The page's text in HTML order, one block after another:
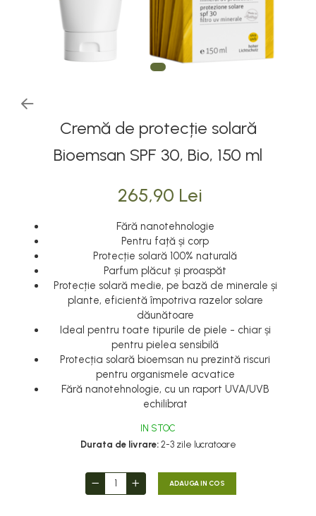
Cremă de protecție solară
Bioemsan SPF 30, Bio, 150 ml
265,90 Lei
Fără nanotehnologie
Pentru față și corp
Protecție solară 100% naturală
Parfum plăcut și proaspăt
Protecție solară medie, pe bază de minerale și
plante, eficientă împotriva razelor solare
dăunătoare
Ideal pentru toate tipurile de piele - chiar și
pentru pielea sensibilă
Protecția solară bioemsan nu prezintă riscuri
pentru organismele acvatice
Fără nanotehnologie, cu un raport UVA/UVB
echilibrat
IN STOC
Durata de livrare:2-3 zile lucratoare
ADAUGA IN COS